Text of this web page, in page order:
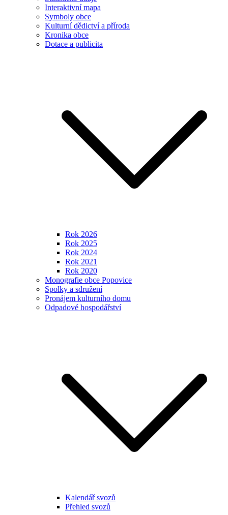
Interaktivní mapa
Symboly obce
Kulturní dědictví a příroda
Kronika obce
Dotace a publicita
Rok 2026
Rok 2025
Rok 2024
Rok 2021
Rok 2020
Monografie obce Popovice
Spolky a sdružení
Pronájem kulturního domu
Odpadové hospodářství
Kalendář svozů
Přehled svozů